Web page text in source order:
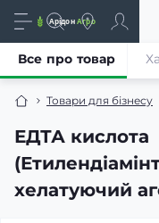
Товари для бізнесу
ЕДТА кислота
хелатуючий
Все про товар